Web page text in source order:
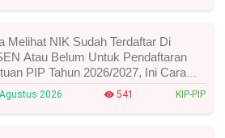
Melihat NIK Sudah Terdaftar Di
Atau Belum Untuk Pendaftaran
PIP Tahun 2026/2027, Ini Cara
Dan Syarat Perubahan Desil!
2026 541 KIP-PIP